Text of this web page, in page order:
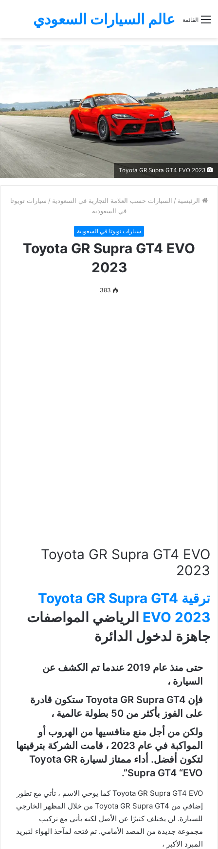
عالم السيارات السعودي القائمة
الرئيسية / السيارات حسب العلامة التجارية في السعودية / سيارات تويوتا
في السعودية
سيارات تويوتا في السعودية
Toyota GR Supra GT4 EVO
2023
383
Toyota GR Supra GT4 EVO
2023
ترقية Toyota GR Supra GT4
EVO 2023 الرياضي المواصفات
جاهزة لدخول الدائرة
حتى منذ عام 2019 عندما تم الكشف عن
السيارة ،
فإن Toyota GR Supra GT4 ستكون قادرة
على الفوز بأكثر من 50 بطولة عالمية ،
ولكن من أجل منع منافسيها من الهروب أو
المواكبة في عام 2023 ، قامت الشركة بترقيتها
لتكون أفضل. أداء ممتاز لسيارة Toyota GR
Supra GT4 “EVO”.
Toyota GR Supra GT4 EVO كما يوحي الاسم ، تأتي مع تطور
إضافي من Toyota GR Supra GT4 من خلال المظهر الخارجي
للسيارة. لن يختلف كثيرًا عن الأصل لكنه يأتي مع تركيب
مجموعة جديدة من المصد الأمامي. تم فتحه لمآخذ الهواء لتبريد
المبرد الأكبر ،